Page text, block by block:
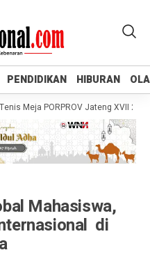
PENDIDIKAN HIBURAN
PENDIDIKAN HIBURAN
PORPROV Jateng XVII 2026,
Mahasiswa,
di